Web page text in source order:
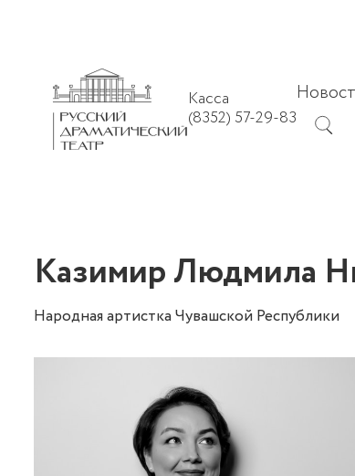
Касса
(8352) 57-29-83
Казимир Людмила
Народная артистка Чувашской Республики